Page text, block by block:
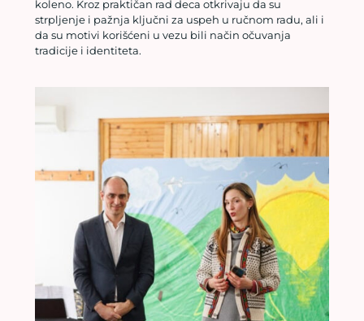
koleno. Kroz praktičan rad deca otkrivaju da su
strpljenje i pažnja ključni za uspeh u ručnom radu, ali i
da su motivi korišćeni u vezu bili način očuvanja
tradicije i identiteta.